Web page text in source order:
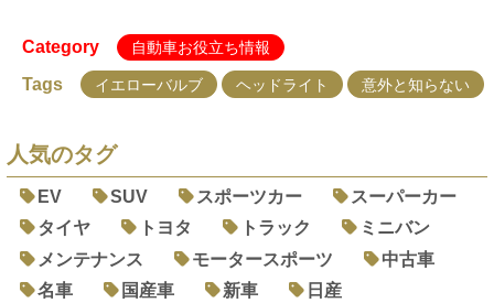
Category 自動車お役立ち情報
Tags イエローバルブ ヘッドライト 意外と知らない
人気のタグ
EV SUV スポーツカー
スーパーカー
タイヤ
トヨタ トラック
ミニバン
メンテナンス
モータースポーツ
中古車
名車
国産車 新車
日産